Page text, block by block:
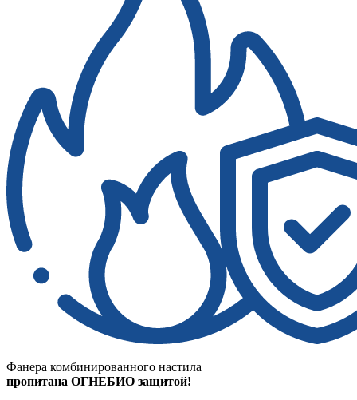
Фанера комбинированного настила
пропитана ОГНЕБИО защитой!